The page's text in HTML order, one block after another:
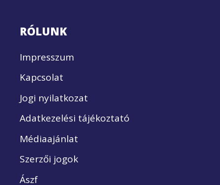
RÓLUNK
Impresszum
Kapcsolat
Jogi nyilatkozat
Adatkezelési tájékoztató
Médiaajánlat
Szerzői jogok
Ászf